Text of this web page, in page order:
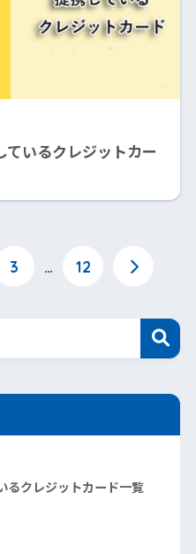
いるクレジットカー
3 … 12
るクレジットカード一覧